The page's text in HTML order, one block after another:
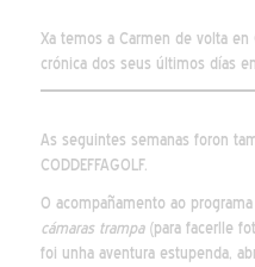
Xa temos a Carmen de volta
crónica dos seus últimos días
As seguintes semanas foron
CODDEFFAGOLF.
O acompañamento ao
cámaras trampa(para facerlle
foi unha aventura estupenda,